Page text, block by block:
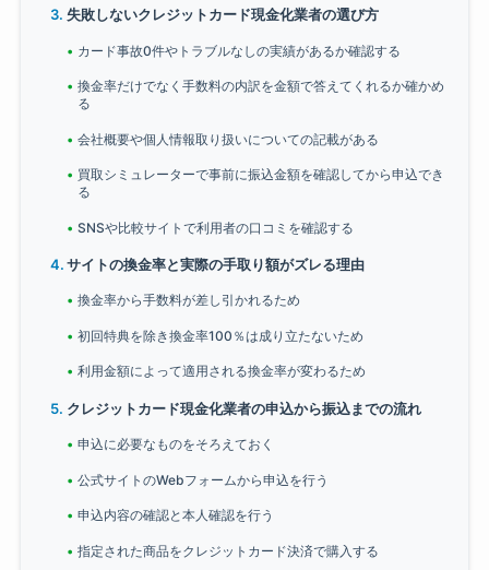
失敗しないクレジットカード現金化業者の選び方
カード事故0件やトラブルなしの実績があるか確認する
換金率だけでなく手数料の内訳を金額で答えてくれるか確かめ
る
会社概要や個人情報取り扱いについての記載がある
買取シミュレーターで事前に振込金額を確認してから申込でき
る
SNSや比較サイトで利用者の口コミを確認する
サイトの換金率と実際の手取り額がズレる理由
換金率から手数料が差し引かれるため
初回特典を除き換金率100％は成り立たないため
利用金額によって適用される換金率が変わるため
クレジットカード現金化業者の申込から振込までの流れ
申込に必要なものをそろえておく
公式サイトのWebフォームから申込を行う
申込内容の確認と本人確認を行う
指定された商品をクレジットカード決済で購入する